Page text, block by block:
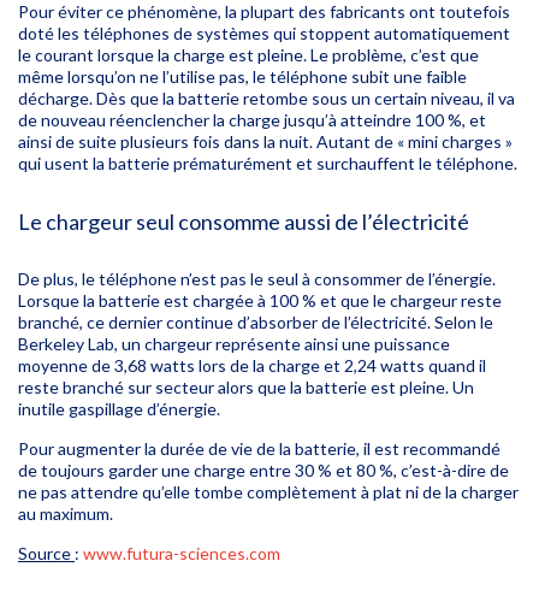
Pour éviter ce phénomène, la plupart des fabricants ont toutefois
doté les téléphones de systèmes qui stoppent automatiquement
le courant lorsque la charge est pleine. Le problème, c’est que
même lorsqu’on ne l’utilise pas, le téléphone subit une faible
décharge. Dès que la batterie retombe sous un certain niveau, il va
de nouveau réenclencher la charge jusqu’à atteindre 100 %, et
ainsi de suite plusieurs fois dans la nuit. Autant de « mini charges »
qui usent la batterie prématurément et surchauffent le téléphone.
Le chargeur seul consomme aussi de l’électricité
De plus, le téléphone n’est pas le seul à consommer de l’énergie.
Lorsque la batterie est chargée à 100 % et que le chargeur reste
branché, ce dernier continue d’absorber de l’électricité. Selon le
Berkeley Lab, un chargeur représente ainsi une puissance
moyenne de 3,68 watts lors de la charge et 2,24 watts quand il
reste branché sur secteur alors que la batterie est pleine. Un
inutile gaspillage d’énergie.
Pour augmenter la durée de vie de la batterie, il est recommandé
de toujours garder une charge entre 30 % et 80 %, c’est-à-dire de
ne pas attendre qu’elle tombe complètement à plat ni de la charger
au maximum.
Source : www.futura-sciences.com